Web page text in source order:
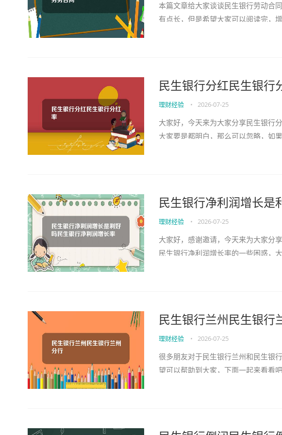
本篇文章给大家谈谈民生银行劳动合
有点长，但是希望大家可以阅读完，
民生银行分红民生银行
理财经验 • 2026-07-25
大家好，今天来为大家分享民生银行
大家要是都明白，那么可以忽略，如
民生银行净利润增长是
理财经验 • 2026-07-25
大家好，感谢邀请，今天来为大家分
民生银行净利润增长率的一些困惑，
民生银行兰州民生银行
理财经验 • 2026-07-25
很多朋友对于民生银行兰州和民生银
望可以帮助到大家，下面一起来看看